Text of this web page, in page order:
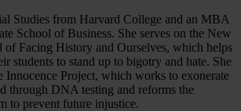
Studies from Harvard College and an MBA
School of Business. She serves on the New
Facing History and Ourselves, which helps
students to stand up to bigotry and hate. She
Innocence Project, which works to exonerate
through DNA testing and reforms the
to prevent future injustice.